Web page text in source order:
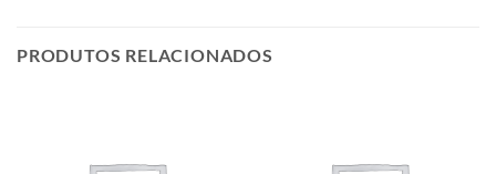
PRODUTOS RELACIONADOS